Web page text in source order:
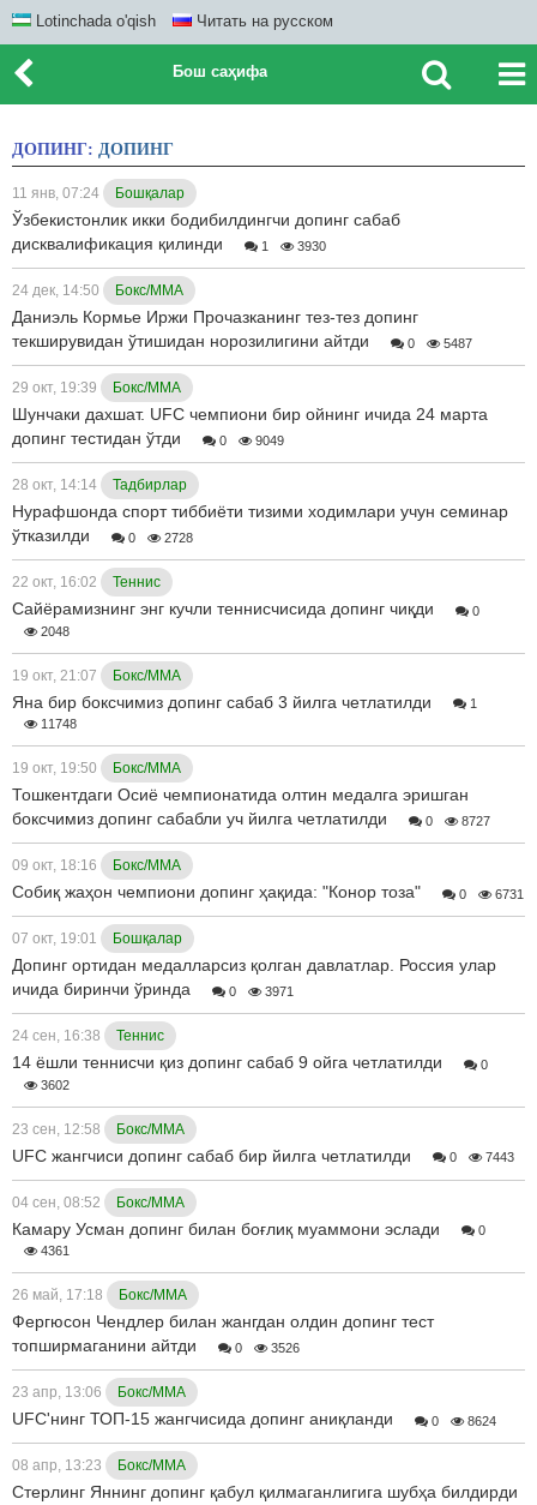
Lotinchada o'qish Читать на русском
Бош саҳифа
ДОПИНГ: ДОПИНГ
11 янв, 07:24 Бошқалар
Ўзбекистонлик икки бодибилдингчи допинг сабаб
дисквалификация қилинди
1 3930
24 дек, 14:50 Бокс/ММА
Даниэль Кормье Иржи Прочазканинг тез-тез допинг
текширувидан ўтишидан норозилигини айтди
0 5487
29 окт, 19:39 Бокс/ММА
Шунчаки дахшат. UFC чемпиони бир ойнинг ичида 24 марта
допинг тестидан ўтди
0 9049
28 окт, 14:14 Тадбирлар
Нурафшонда спорт тиббиёти тизими ходимлари учун семинар
ўтказилди
0 2728
22 окт, 16:02 Теннис
Сайёрамизнинг энг кучли теннисчисида допинг чиқди
0
2048
19 окт, 21:07 Бокс/ММА
Яна бир боксчимиз допинг сабаб 3 йилга четлатилди
1
11748
19 окт, 19:50 Бокс/ММА
Тошкентдаги Осиё чемпионатида олтин медалга эришган
боксчимиз допинг сабабли уч йилга четлатилди
0 8727
09 окт, 18:16 Бокс/ММА
Собиқ жаҳон чемпиони допинг ҳақида: "Конор тоза" 0 6731
07 окт, 19:01 Бошқалар
Допинг ортидан медалларсиз қолган давлатлар. Россия улар
ичида биринчи ўринда
0 3971
24 сен, 16:38 Теннис
14 ёшли теннисчи қиз допинг сабаб 9 ойга четлатилди
0
3602
23 сен, 12:58 Бокс/ММА
UFC жангчиси допинг сабаб бир йилга четлатилди 0 7443
04 сен, 08:52 Бокс/ММА
Камару Усман допинг билан боғлиқ муаммони эслади
0
4361
26 май, 17:18 Бокс/ММА
Фергюсон Чендлер билан жангдан олдин допинг тест
топширмаганини айтди
0 3526
23 апр, 13:06 Бокс/ММА
UFC'нинг ТОП-15 жангчисида допинг аниқланди 0 8624
08 апр, 13:23 Бокс/ММА
Стерлинг Яннинг допинг қабул қилмаганлигига шубҳа билдирди